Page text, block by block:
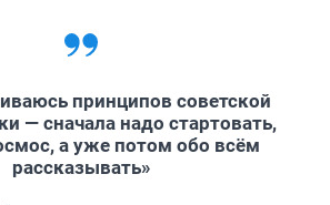
принципов советской
— сначала надо стартовать,
а уже потом обо всём
рассказывать»